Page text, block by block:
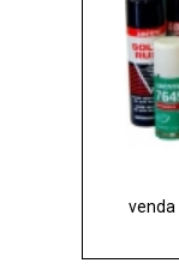
venda